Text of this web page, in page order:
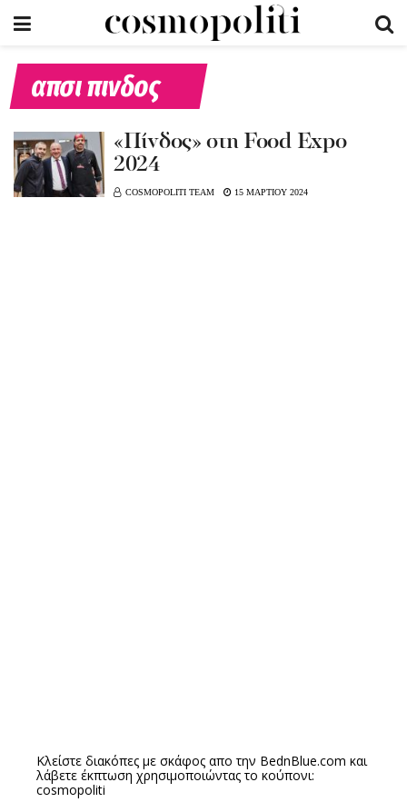
απσι πινδος
«Πίνδος» στη Food Expo
2024
COSMOPOLITI TEAM 15 ΜΑΡΤΙΟΥ 2024
Κλείστε διακόπες με σκάφος απο την BednBlue.com και
λάβετε έκπτωση χρησιμοποιώντας το κούπονι:
cosmopoliti